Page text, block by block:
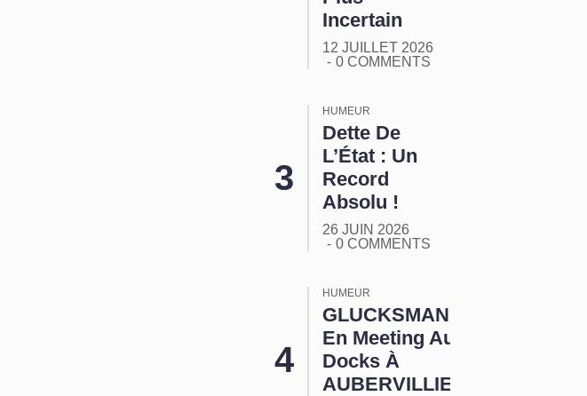
Incertain
12 JUILLET 2026
0 COMMENTS
HUMEUR
Dette De
L’État : Un
Record
Absolu !
26 JUIN 2026
0 COMMENTS
HUMEUR
GLUCKSMANN
En Meeting Aux
Docks À
AUBERVILLIERS